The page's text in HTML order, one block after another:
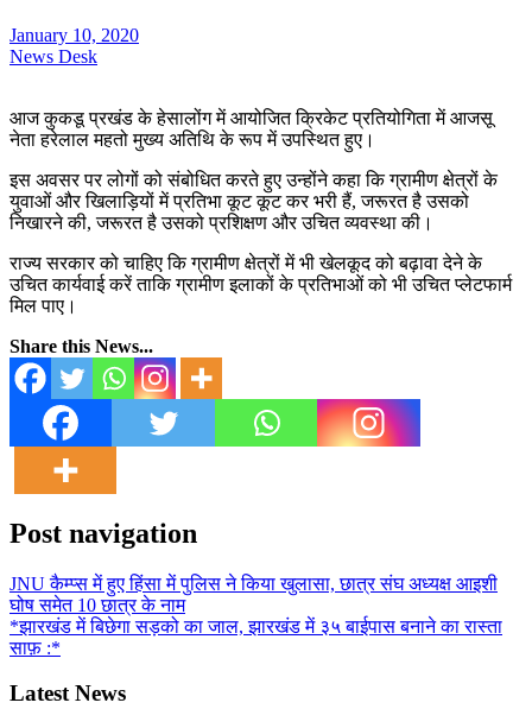
January 10, 2020
News Desk
आज कुकडू प्रखंड के हेसालोंग में आयोजित क्रिकेट प्रतियोगिता में आजसू
नेता हरेलाल महतो मुख्य अतिथि के रूप में उपस्थित हुए।
इस अवसर पर लोगों को संबोधित करते हुए उन्होंने कहा कि ग्रामीण क्षेत्रों के
युवाओं और खिलाड़ियों में प्रतिभा कूट कूट कर भरी हैं, जरूरत है उसको
निखारने की, जरूरत है उसको प्रशिक्षण और उचित व्यवस्था की।
राज्य सरकार को चाहिए कि ग्रामीण क्षेत्रों में भी खेलकूद को बढ़ावा देने के
उचित कार्यवाई करें ताकि ग्रामीण इलाकों के प्रतिभाओं को भी उचित प्लेटफार्म
मिल पाए।
Share this News...
Post navigation
JNU कैम्प्स में हुए हिंसा में पुलिस ने किया खुलासा, छात्र संघ अध्यक्ष आइशी
घोष समेत 10 छात्र के नाम
*झारखंड में बिछेगा सड़को का जाल, झारखंड में ३५ बाईपास बनाने का रास्ता
साफ़ :*
Latest News